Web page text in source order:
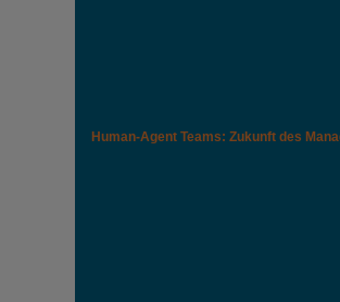
Human-Agent Teams: Zukunft des